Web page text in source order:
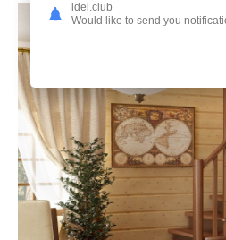
idei.club
Would like to send you